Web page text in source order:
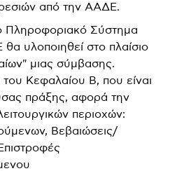
από την ΑΑΔΕ.
Πληροφοριακό Σύστημα
υλοποιηθεί στο πλαίσιο
μιας σύμβασης.
του Κεφαλαίου Β, που είναι
πράξης, αφορά την
περιοχών:
Βεβαιώσεις/